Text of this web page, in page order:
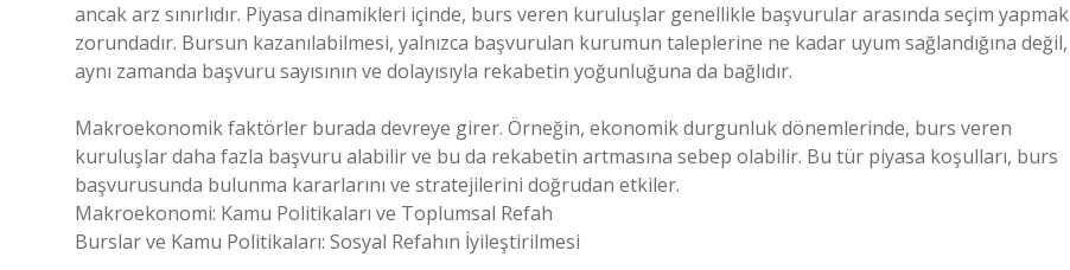
ancak arz sınırlıdır. Piyasa dinamikleri içinde, burs veren kuruluşlar genellikle başvurular arasında seçim yapmak
zorundadır. Bursun kazanılabilmesi, yalnızca başvurulan kurumun taleplerine ne kadar uyum sağlandığına değil,
aynı zamanda başvuru sayısının ve dolayısıyla rekabetin yoğunluğuna da bağlıdır.
Makroekonomik faktörler burada devreye girer. Örneğin, ekonomik durgunluk dönemlerinde, burs veren
kuruluşlar daha fazla başvuru alabilir ve bu da rekabetin artmasına sebep olabilir. Bu tür piyasa koşulları, burs
başvurusunda bulunma kararlarını ve stratejilerini doğrudan etkiler.
Makroekonomi: Kamu Politikaları ve Toplumsal Refah
Burslar ve Kamu Politikaları: Sosyal Refahın İyileştirilmesi